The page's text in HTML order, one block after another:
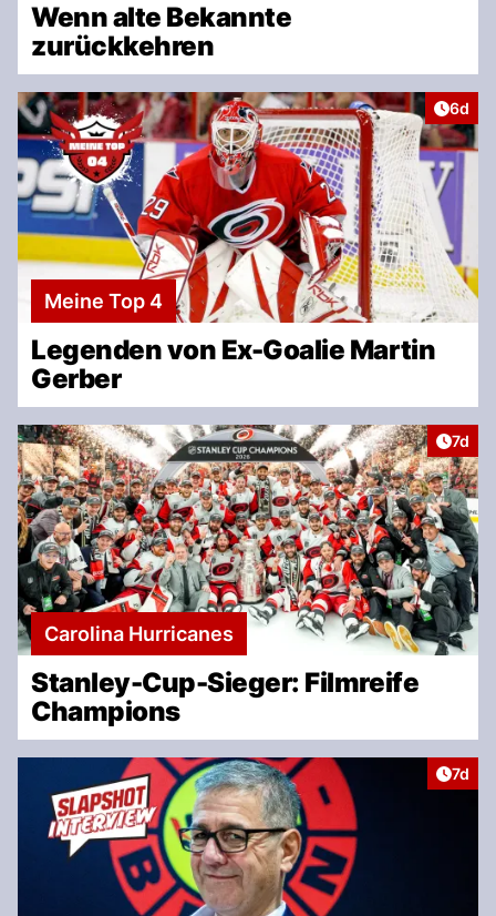
Wenn alte Bekannte
zurückkehren
6d
Meine Top 4
Legenden von Ex-Goalie Martin
Gerber
7d
Carolina Hurricanes
Stanley-Cup-Sieger: Filmreife
Champions
7d